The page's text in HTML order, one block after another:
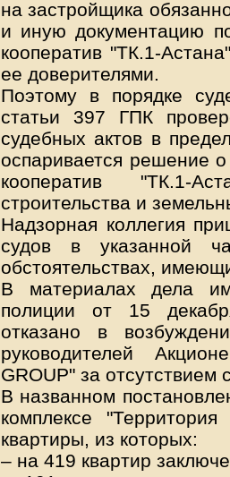
на застройщика
и иную документацию
кооператив "ТК.1-
ее доверителями.
Поэтому в порядке
статьи 397 ГПК
судебных актов в
оспаривается решение
кооператив "ТК.1-
строительства и
Надзорная коллегия
судов в указанной
обстоятельствах,
В материалах дела
полиции от 15
отказано в
руководителей
GROUP" за отсутствием
В названном
комплексе
квартиры, из которых:
– на 419 квартир